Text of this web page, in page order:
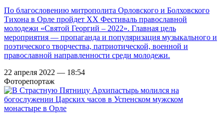
По благословению митрополита Орловского и Болховского
Тихона в Орле пройдет XX Фестиваль православной
молодежи «Святой Георгий – 2022». Главная цель
мероприятия — пропаганда и популяризация музыкального и
поэтического творчества, патриотической, военной и
православной направленности среди молодежи.
22 апреля 2022 — 18:54
Фоторепортаж